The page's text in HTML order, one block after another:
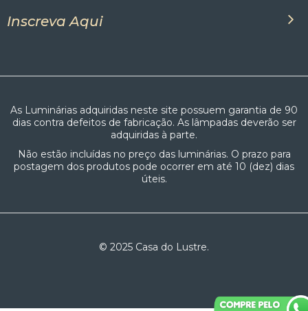
Inscreva Aqui
As Luminárias adquiridas neste site possuem garantia de 90
dias contra defeitos de fabricação. As lâmpadas deverão ser
adquiridas à parte.
Não estão incluídas no preço das luminárias. O prazo para
postagem dos produtos pode ocorrer em até 10 (dez) dias
úteis.
© 2025 Casa do Lustre.